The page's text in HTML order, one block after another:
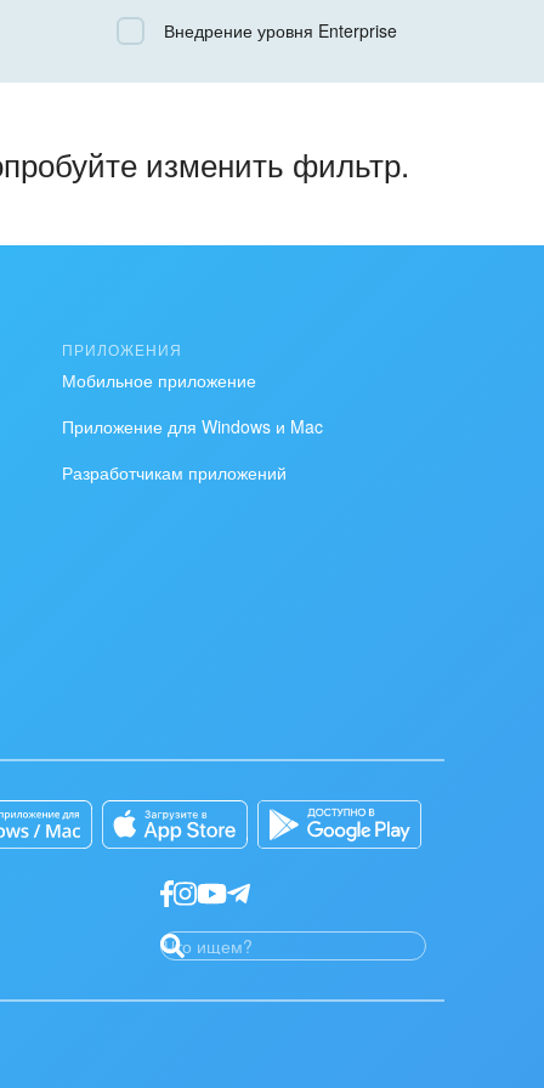
ВсеВнедрение уровня Enterprise
изменить фильтр.
ПРИЛОЖЕНИЯ
Мобильное приложение
Приложение для Windows и Mac
Разработчикам приложений